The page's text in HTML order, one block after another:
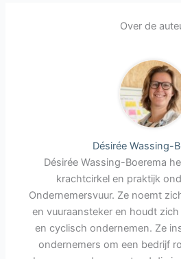
Over de
Désirée Wassing-
Désirée Wassing-Boerema
krachtcirkel en praktijk
Ondernemersvuur. Ze noemt
en vuuraansteker en houdt
en cyclisch ondernemen. Ze
ondernemers om een bedrijf